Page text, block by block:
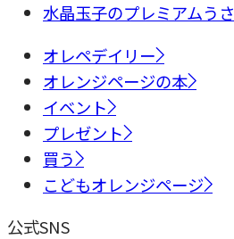
水晶玉子のプレミアムう
オレペデイリー
オレンジページの本
イベント
プレゼント
買う
こどもオレンジページ
公式SNS